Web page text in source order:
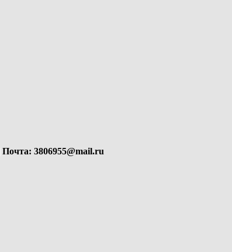
Почта: 3806955@mail.ru